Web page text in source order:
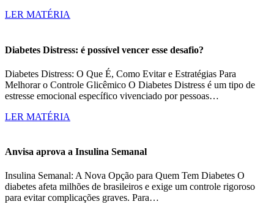
LER MATÉRIA
Diabetes Distress: é possível vencer esse desafio?
Diabetes Distress: O Que É, Como Evitar e Estratégias Para
Melhorar o Controle Glicêmico O Diabetes Distress é um tipo de
estresse emocional específico vivenciado por pessoas…
LER MATÉRIA
Anvisa aprova a Insulina Semanal
Insulina Semanal: A Nova Opção para Quem Tem Diabetes O
diabetes afeta milhões de brasileiros e exige um controle rigoroso
para evitar complicações graves. Para…